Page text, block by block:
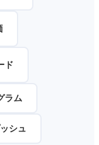
ド
ラム
シュ